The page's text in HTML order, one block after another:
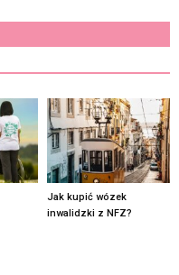
Jak kupić wózek
inwalidzki z NFZ?